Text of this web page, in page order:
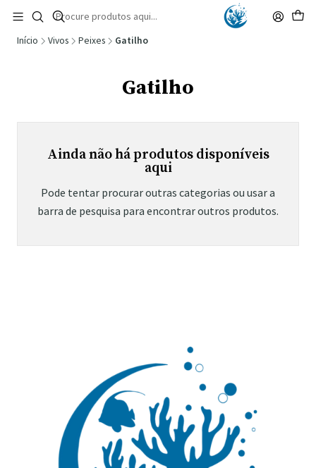
🚚 Portugal Continental: Portes Grátis desde 149,90€ (Envio extresso: 14,90€)
Ler mais
Início Vivos Peixes Gatilho
Gatilho
Ainda não há produtos disponíveis
aqui
Pode tentar procurar outras categorias ou usar a
barra de pesquisa para encontrar outros produtos.